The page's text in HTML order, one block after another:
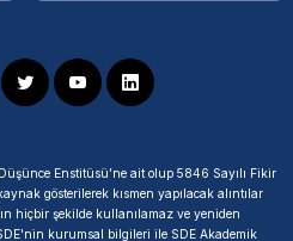
Enstitüsü’ne ait olup 5846 Sayılı Fikir
gösterilerek kısmen yapılacak alıntılar
hiçbir şekilde kullanılamaz ve yeniden
kurumsal bilgileri ile SDE Akademik